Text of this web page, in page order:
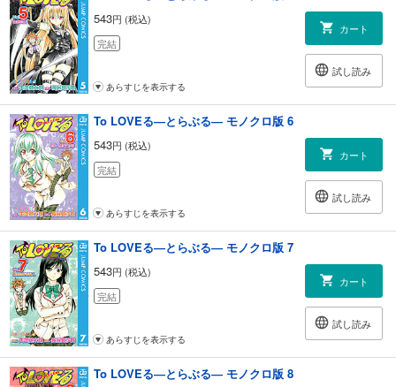
543円 (税込)
完結
カート
試し読み
あらすじを表示する
To LOVEる―とらぶる― モノクロ版 6
543円 (税込)
完結
カート
試し読み
あらすじを表示する
To LOVEる―とらぶる― モノクロ版 7
543円 (税込)
完結
カート
試し読み
あらすじを表示する
To LOVEる―とらぶる― モノクロ版 8